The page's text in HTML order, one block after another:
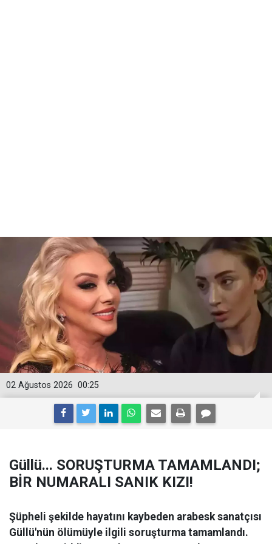
00:25
02 Ağustos 2026
Güllü... SORUŞTURMA TAMAMLANDI;
BİR NUMARALI SANIK KIZI!
Şüpheli şekilde hayatını kaybeden arabesk sanatçısı
Güllü'nün ölümüyle ilgili soruşturma tamamlandı.